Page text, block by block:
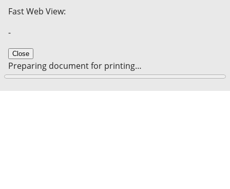
Fast Web View:
-
Close
Preparing document for printing…